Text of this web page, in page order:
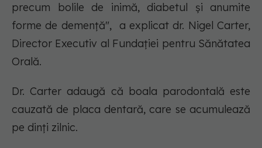
precum bolile de inimă, diabetul și anumite
forme de demență", a explicat dr. Nigel Carter,
Director Executiv al Fundației pentru Sănătatea
Orală.
Dr. Carter adaugă că boala parodontală este
cauzată de placa dentară, care se acumulează
pe dinți zilnic.